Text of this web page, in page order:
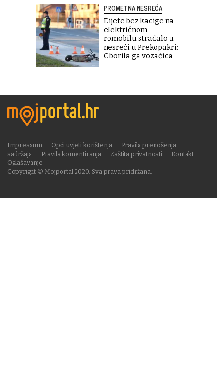
PROMETNA NESREĆA
Dijete bez kacige na
električnom
romobilu stradalo u
nesreći u Prekopakri:
Oborila ga vozačica
Copyright © Mojportal 2020. Sva prava pridržana.
Impressum Opći uvjeti korištenja
Pravila prenošenja
sadržaja
Pravila komentiranja Zaštita privatnosti
Kontakt
Oglašavanje